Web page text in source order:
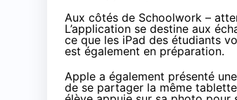
Aux côtés de Schoolwork –
L’application se destine aux
ce que les iPad des étudiants
est également en préparation.
Apple a également présenté
de se partager la même